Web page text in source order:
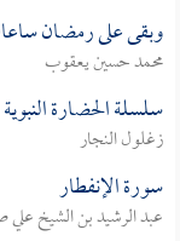
وبقى على رمضان
محمد حسين يعقوب
سلسلة الحضارة النبوية (19) - الخَلقُ من
زغلول النجار
سورة الإنفطار
عبد الرشيد بن الشيخ